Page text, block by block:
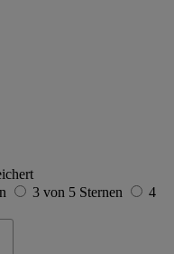
3 von 5 Sternen
4